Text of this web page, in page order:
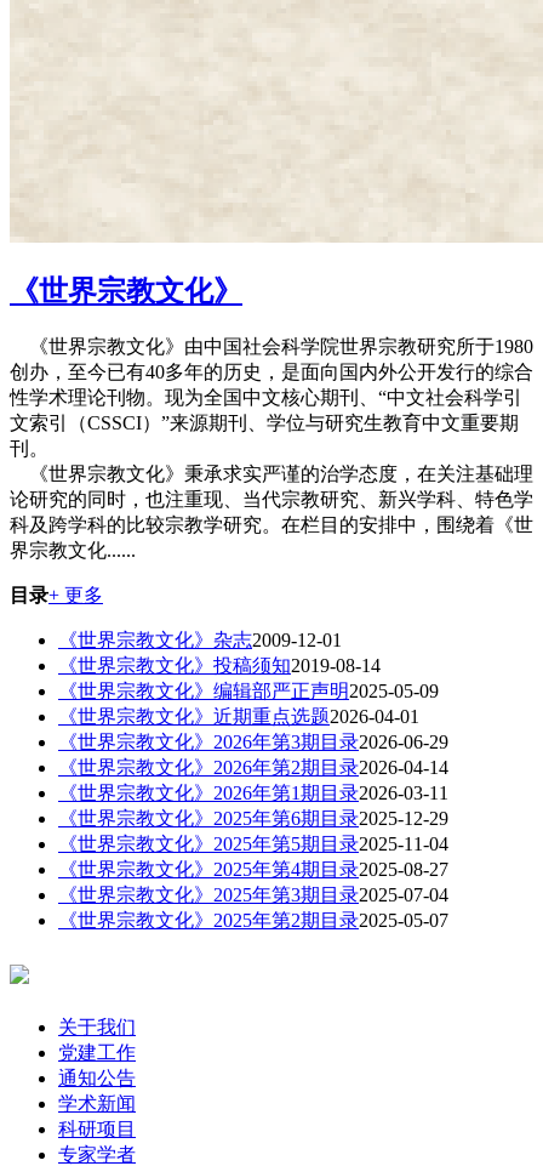
《世界宗教文化》
《世界宗教文化》由中国社会科学院世界宗教研究所于1980
创办，至今已有40多年的历史，是面向国内外公开发行的综合
性学术理论刊物。现为全国中文核心期刊、“中文社会科学引
文索引（CSSCI）”来源期刊、学位与研究生教育中文重要期
刊。
《世界宗教文化》秉承求实严谨的治学态度，在关注基础理
论研究的同时，也注重现、当代宗教研究、新兴学科、特色学
科及跨学科的比较宗教学研究。在栏目的安排中，围绕着《世
界宗教文化......
目录+ 更多
《世界宗教文化》杂志2009-12-01
《世界宗教文化》投稿须知2019-08-14
《世界宗教文化》编辑部严正声明2025-05-09
《世界宗教文化》近期重点选题2026-04-01
《世界宗教文化》2026年第3期目录2026-06-29
《世界宗教文化》2026年第2期目录2026-04-14
《世界宗教文化》2026年第1期目录2026-03-11
《世界宗教文化》2025年第6期目录2025-12-29
《世界宗教文化》2025年第5期目录2025-11-04
《世界宗教文化》2025年第4期目录2025-08-27
《世界宗教文化》2025年第3期目录2025-07-04
《世界宗教文化》2025年第2期目录2025-05-07
关于我们
党建工作
通知公告
学术新闻
科研项目
专家学者